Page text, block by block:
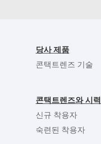
당사 제품
콘택트렌즈 기술
콘택트렌즈와 시력
신규 착용자
숙련된 착용자